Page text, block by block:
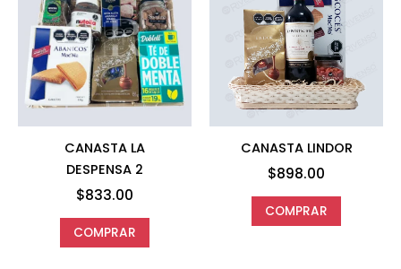
CANASTA LA
DESPENSA 2
$833.00
COMPRAR
CANASTA LINDOR
$898.00
COMPRAR